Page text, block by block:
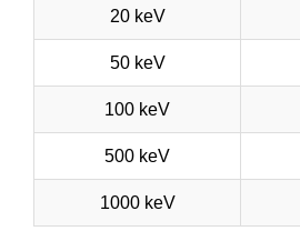
20 keV
50 keV
100 keV
500 keV
1000 keV